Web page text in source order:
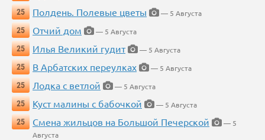
25
Полдень. Полевые цветы
— 5 Августа
25
Отчий дом
— 5 Августа
25
Илья Великий гудит
— 5 Августа
25
В Арбатских переулках
— 5 Августа
25
Лодка с ветлой
— 5 Августа
25
Куст малины с бабочкой
— 5 Августа
25
Смена жильцов на Большой Печерской
— 5
Августа